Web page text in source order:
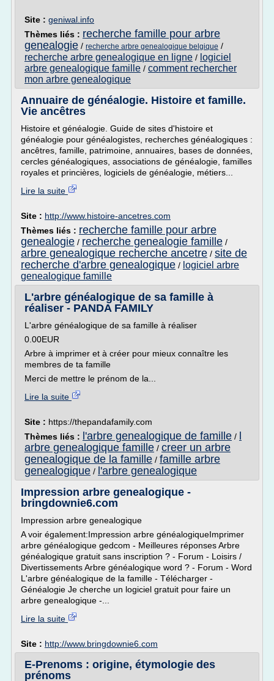
Site : geniwal.info
Thèmes liés : recherche famille pour arbre
genealogie / recherche arbre genealogique belgique /
recherche arbre genealogique en ligne / logiciel
arbre genealogique famille / comment rechercher
mon arbre genealogique
Annuaire de généalogie. Histoire et famille.
Vie ancêtres
Histoire et généalogie. Guide de sites d'histoire et
généalogie pour généalogistes, recherches généalogiques :
ancêtres, famille, patrimoine, annuaires, bases de données,
cercles généalogiques, associations de généalogie, familles
royales et princières, logiciels de généalogie, métiers...
Lire la suite
Site : http://www.histoire-ancetres.com
Thèmes liés : recherche famille pour arbre
genealogie / recherche genealogie famille /
arbre genealogique recherche ancetre / site de
recherche d'arbre genealogique / logiciel arbre
genealogique famille
L'arbre généalogique de sa famille à
réaliser - PANDA FAMILY
L'arbre généalogique de sa famille à réaliser
0.00EUR
Arbre à imprimer et à créer pour mieux connaître les
membres de ta famille
Merci de mettre le prénom de la...
Lire la suite
Site : https://thepandafamily.com
Thèmes liés :
l'arbre genealogique de famille /
arbre genealogique famille / creer un arbre
genealogique de la famille / famille arbre
genealogique / l'arbre genealogique
Impression arbre genealogique -
bringdownie6.com
Impression arbre genealogique
A voir également:Impression arbre généalogiqueImprimer
arbre généalogique gedcom - Meilleures réponses Arbre
généalogique gratuit sans inscription ? - Forum - Loisirs /
Divertissements Arbre généalogique word ? - Forum - Word
L'arbre généalogique de la famille - Télécharger -
Généalogie Je cherche un logiciel gratuit pour faire un
arbre genealogique -...
Lire la suite
Site : http://www.bringdownie6.com
E-Prenoms : origine, étymologie des
prénoms